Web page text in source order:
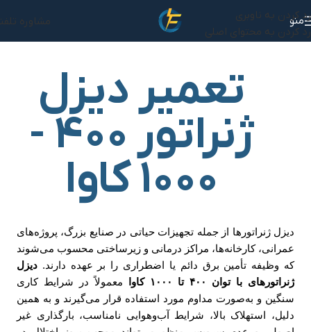
رد کردن به ناوبری
رد کردن به محتوای اصلی
منو مشاوره
تعمیر دیزل
ژنراتور ۴۰۰ -
۱۰۰۰ کاوا
دیزل ژنراتورها از جمله تجهیزات حیاتی در صنایع بزرگ، پروژه‌های
عمرانی، کارخانه‌ها، مراکز درمانی و زیرساختی محسوب می‌شوند
که وظیفه تأمین برق دائم یا اضطراری را بر عهده دارند. دیزل
ژنراتورهای با توان ۴۰۰ تا ۱۰۰۰ کاوا
معمولاً در شرایط کاری
سنگین و به‌صورت مداوم مورد استفاده قرار می‌گیرند و به همین
دلیل، استهلاک بالا، شرایط آب‌وهوایی نامناسب، بارگذاری غیر